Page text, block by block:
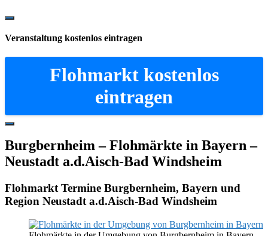
Show
Content
Veranstaltung kostenlos eintragen
Flohmarkt kostenlos
eintragen
Hide
Content
Burgbernheim – Flohmärkte in Bayern –
Neustadt a.d.Aisch-Bad Windsheim
Flohmarkt Termine Burgbernheim, Bayern und
Region Neustadt a.d.Aisch-Bad Windsheim